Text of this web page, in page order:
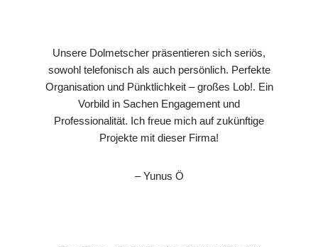
Unsere Dolmetscher präsentieren sich seriös,
sowohl telefonisch als auch persönlich. Perfekte
Organisation und Pünktlichkeit – großes Lob!. Ein
Vorbild in Sachen Engagement und
Professionalität. Ich freue mich auf zukünftige
Projekte mit dieser Firma!
– Yunus Ö